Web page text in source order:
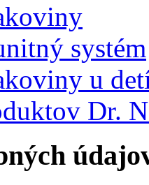
systém
u
Dr.